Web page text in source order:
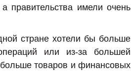
правительства имели очень
стране хотели бы больше
или из-за большей
товаров и финансовых